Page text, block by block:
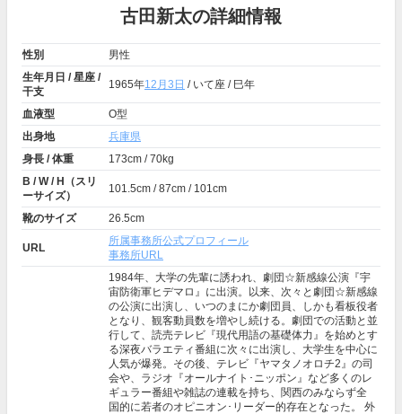
古田新太の詳細情報
性別
男性
生年月日 / 星座 /
干支
1965年12月3日 / いて座 / 巳年
血液型
O型
出身地
兵庫県
身長 / 体重
173cm / 70kg
B / W / H（スリ
ーサイズ）
101.5cm / 87cm / 101cm
靴のサイズ 26.5cm
URL
所属事務所公式プロフィール
事務所URL
1984年、大学の先輩に誘われ、劇団☆新感線公演『宇
宙防衛軍ヒデマロ』に出演。以来、次々と劇団☆新感線
の公演に出演し、いつのまにか劇団員、しかも看板役者
となり、観客動員数を増やし続ける。劇団での活動と並
行して、読売テレビ『現代用語の基礎体力』を始めとす
る深夜バラエティ番組に次々に出演し、大学生を中心に
人気が爆発。その後、テレビ『ヤマタノオロチ2』の司
会や、ラジオ『オールナイト･ニッポン』など多くのレ
ギュラー番組や雑誌の連載を持ち、関西のみならず全
国的に若者のオピニオン･リーダー的存在となった。 外